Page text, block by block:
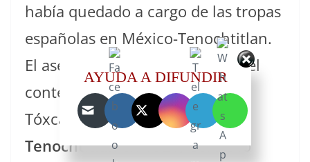
había quedado a cargo de las tropas
españolas en México-Tenochtitlan.
El asesinato sería efectuado en el
contexto de la celebración de
Tóxcatl. Tras la toma de
Tenochtitlanen 1521, Cortés lo
AYUDA A DIFUNDIR